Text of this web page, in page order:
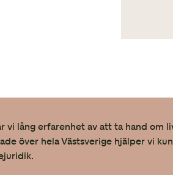
vi lång erfarenhet av att ta hand om
över hela Västsverige hjälper vi